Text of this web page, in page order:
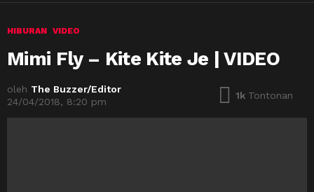
HIBURAN VIDEO
Mimi Fly – Kite Kite Je | VIDEO
oleh The Buzzer/Editor
24/04/2018, 8:20 pm
1k Tontonan